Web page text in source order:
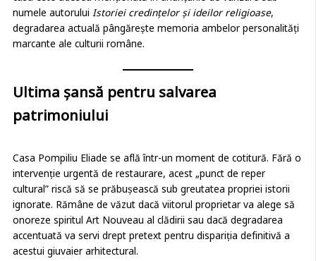
numele autorului Istoriei credințelor și ideilor religioase,
degradarea actuală pângărește memoria ambelor personalități
marcante ale culturii române.
Ultima șansă pentru salvarea
patrimoniului
Casa Pompiliu Eliade se află într-un moment de cotitură. Fără o
intervenție urgentă de restaurare, acest „punct de reper
cultural” riscă să se prăbușească sub greutatea propriei istorii
ignorate. Rămâne de văzut dacă viitorul proprietar va alege să
onoreze spiritul Art Nouveau al clădirii sau dacă degradarea
accentuată va servi drept pretext pentru dispariția definitivă a
acestui giuvaier arhitectural.